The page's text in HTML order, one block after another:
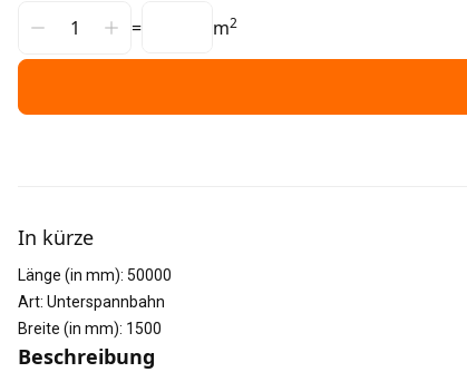
= m2
In kürze
Länge (in mm): 50000
Art: Unterspannbahn
Breite (in mm): 1500
Beschreibung